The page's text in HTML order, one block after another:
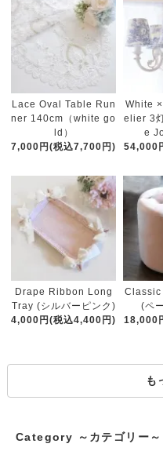
Lace Oval Table Run
ner 140cm（white go
ld）
7,000円(税込7,700円)
White
elier 3
e
54,000
Drape Ribbon Long
Tray (シルバーピンク)
4,000円(税込4,400円)
Classic
(ペ
18,000
も
Category ～カテゴリー～